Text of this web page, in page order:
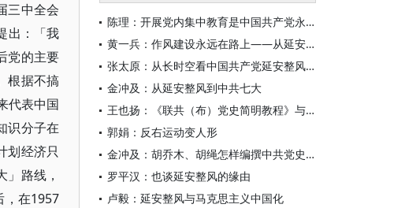
三中全会
出：「我
党的主要
根据不搞
代表中国
识分子在
划经济只
路线，
，在1957
陈理：开展党内集中教育是中国共产党永葆青春活力的重要法宝
黄一兵：作风建设永远在路上——从延安整风运动说起
张太原：从长时空看中国共产党延安整风的发动
金冲及：从延安整风到中共七大
王也扬：《联共（布）党史简明教程》与延安整风
郭娟：反右运动变人形
金冲及：胡乔木、胡绳怎样编撰中共党史？
罗平汉：也谈延安整风的缘由
卢毅：延安整风与马克思主义中国化